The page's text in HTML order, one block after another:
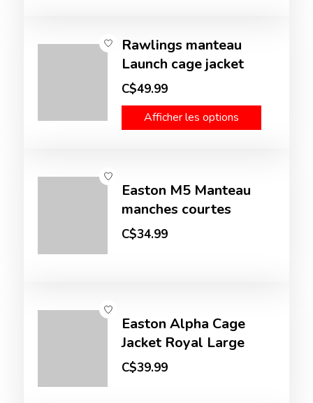
Rawlings manteau
Launch cage jacket
C$49.99
Afficher les options
Easton M5 Manteau
manches courtes
C$34.99
Easton Alpha Cage
Jacket Royal Large
C$39.99